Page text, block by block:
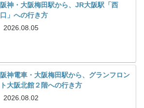
阪神・大阪梅田駅から、JR大阪駅「西
口」への行き方
2026.08.05
阪神電車・大阪梅田駅から、グランフロン
ト大阪北館２階への行き方
2026.08.02